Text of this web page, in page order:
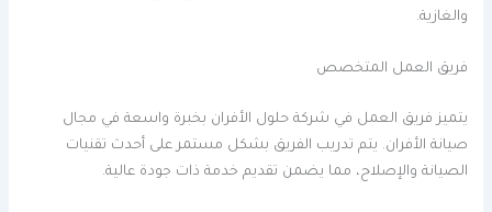
والغازية.
فريق العمل المتخصص
يتميز فريق العمل في شركة حلول الأفران بخبرة واسعة في مجال
صيانة الأفران. يتم تدريب الفريق بشكل مستمر على أحدث تقنيات
الصيانة والإصلاح، مما يضمن تقديم خدمة ذات جودة عالية.